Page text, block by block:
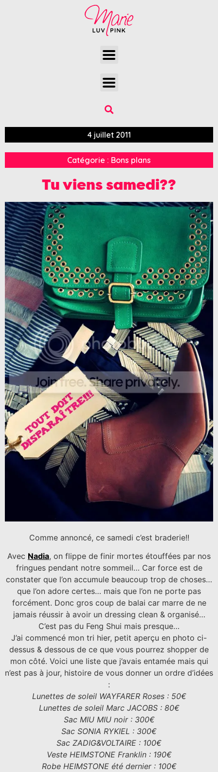
4 juillet 2011
Catégorie : Bons plans
Tu viens samedi??
Comme annoncé, ce samedi c’est braderie!!
Avec Nadia, on flippe de finir mortes étouffées par nos
fringues pendant notre sommeil… Car force est de
constater que l’on accumule beaucoup trop de choses…
que l’on adore certes… mais que l’on ne porte pas
forcément. Donc gros coup de balai car marre de ne
jamais réussir à avoir un dressing clean & organisé…
C’est pas du Feng Shui mais presque…
J’ai commencé mon tri hier, petit aperçu en photo ci-
dessus & dessous de ce que vous pourrez shopper de
mon côté. Voici une liste que j’avais entamée mais qui
n’est pas à jour, histoire de vous donner un ordre d’idées
:
Lunettes de soleil WAYFARER Roses : 50€
Lunettes de soleil Marc JACOBS : 80€
Sac MIU MIU noir : 300€
Sac SONIA RYKIEL : 300€
Sac ZADIG&VOLTAIRE : 100€
Veste HEIMSTONE Franklin : 190€
Robe HEIMSTONE été dernier : 100€